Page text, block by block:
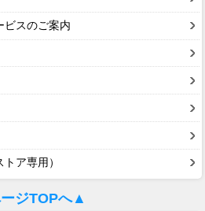
ビスのご案内
ア専用）
ジTOPへ▲